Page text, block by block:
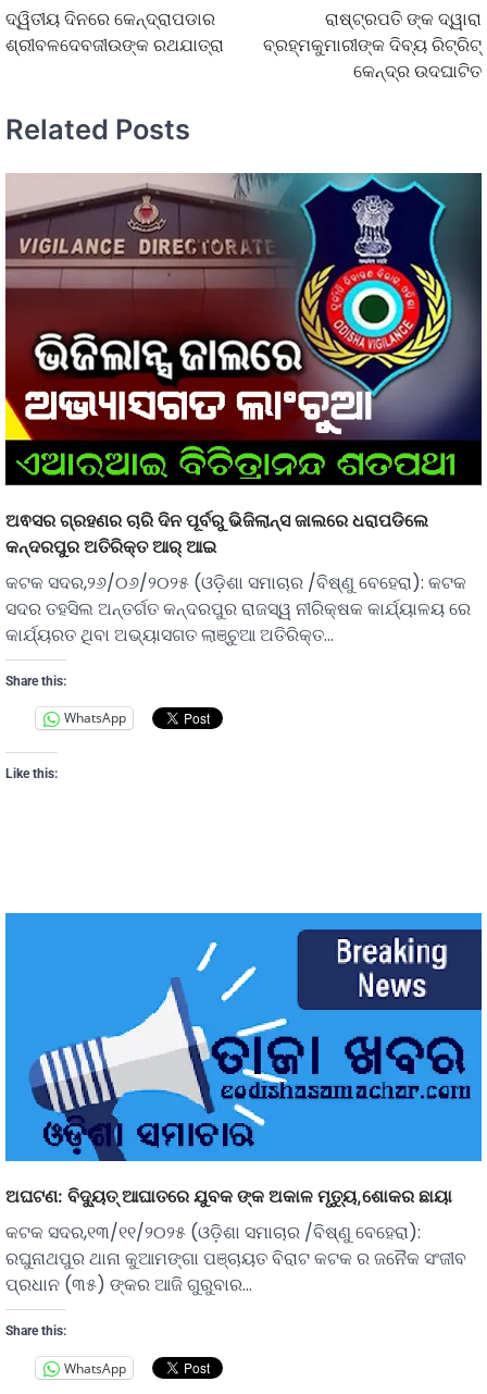
ଦ୍ୱିତୀୟ ଦିନରେ କେନ୍ଦ୍ରାପଡାର
ଶ୍ରୀବଳଦେବଜୀଉଙ୍କ ରଥଯାତ୍ରା
ରାଷ୍ଟ୍ରପତି ଙ୍କ ଦ୍ୱାରା
ବ୍ରହ୍ମକୁମାରୀଙ୍କ ଦିବ୍ୟ ରିଟ୍ରିଟ୍
କେନ୍ଦ୍ର ଉଦଘାଟିତ
Related Posts
ଅଵସର ଗ୍ରହଣର ଚାରି ଦିନ ପୂର୍ବରୁ ଭିଜିଲାନ୍ସ ଜାଲରେ ଧରାପଡିଲେ
କନ୍ଦରପୁର ଅତିରିକ୍ତ ଆର୍ ଆଇ
କଟକ ସଦର,୨୬/୦୬/୨୦୨୫ (ଓଡ଼ିଶା ସମାଚାର /ବିଷ୍ଣୁ ବେହେରା): କଟକ
ସଦର ତହସିଲ ଅନ୍ତର୍ଗତ କନ୍ଦରପୁର ରାଜସ୍ୱ ନୀରିକ୍ଷକ କାର୍ଯ୍ୟାଳୟ ରେ
କାର୍ଯ୍ୟରତ ଥିବା ଅଭ୍ୟାସଗତ ଲାଞ୍ଚୁଆ ଅତିରିକ୍ତ…
Share this:
WhatsApp
Like this:
ଅଘଟଣ: ବିଦ୍ୟୁତ୍ ଆଘାତରେ ଯୁବକ ଙ୍କ ଅକାଳ ମୃତ୍ୟୁ,ଶୋକର ଛାୟା
କଟକ ସଦର,୧୩/୧୧/୨୦୨୫ (ଓଡ଼ିଶା ସମାଚାର /ବିଷ୍ଣୁ ବେହେରା):
ରଘୁନାଥପୁର ଥାନା କୁଆମଙ୍ଗା ପଞ୍ଚାୟତ ବିରାଟ କଟକ ର ଜନୈକ ସଂଜୀବ
ପ୍ରଧାନ (୩୫) ଙ୍କର ଆଜି ଗୁରୁବାର…
Share this:
WhatsApp